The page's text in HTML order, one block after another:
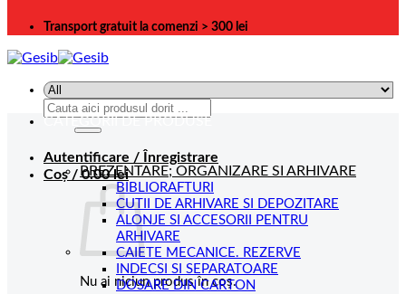
Transport gratuit la comenzi > 300 lei
Caută
Autentificare / Înregistrare
Coș /0.00lei
Nu ai niciun produs în coș.
CATEGORII DE PRODUSE
PREZENTARE; ORGANIZARE SI ARHIVARE
BIBLIORAFTURI
CUTII DE ARHIVARE SI DEPOZITARE
ALONJE SI ACCESORII PENTRU
ARHIVARE
CAIETE MECANICE. REZERVE
INDECSI SI SEPARATOARE
DOSARE DIN CARTON